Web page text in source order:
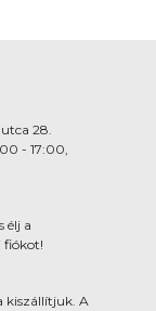
28.
- 17:00,
élj a
fiókot!
kiszállítjuk. A